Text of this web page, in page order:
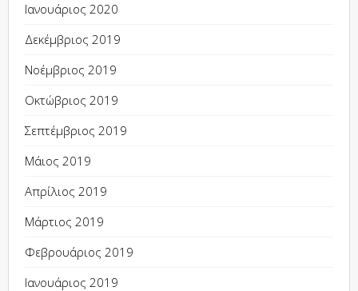
Ιανουάριος 2020
Δεκέμβριος 2019
Νοέμβριος 2019
Οκτώβριος 2019
Σεπτέμβριος 2019
Μάιος 2019
Απρίλιος 2019
Μάρτιος 2019
Φεβρουάριος 2019
Ιανουάριος 2019